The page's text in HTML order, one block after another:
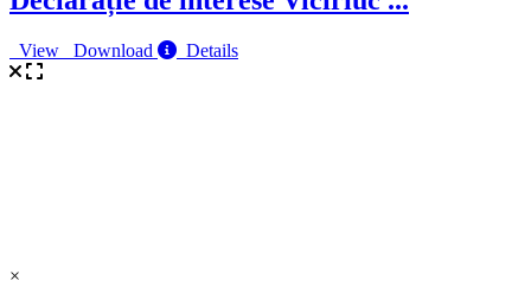
View Download Details
×